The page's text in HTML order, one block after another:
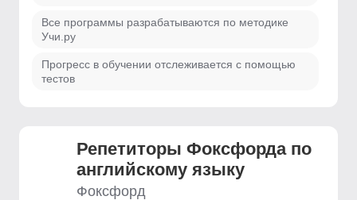
Все программы разрабатываются по методике
Учи.ру
Прогресс в обучении отслеживается с помощью
тестов
Репетиторы Фоксфорда по
английскому языку
Фоксфорд